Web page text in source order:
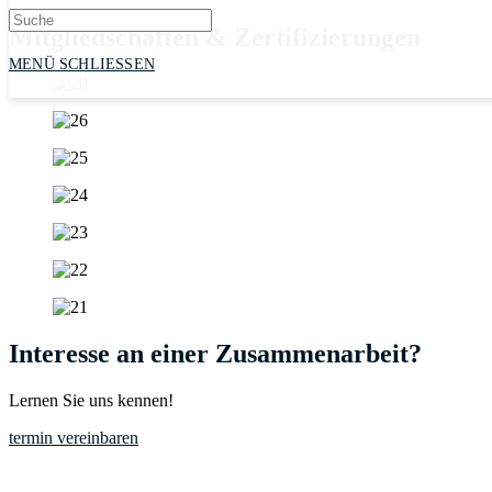
MENÜ SCHLIESSEN
Mitgliedschaften & Zertifizierungen
Interesse an einer Zusammenarbeit?
Lernen Sie uns kennen!
termin vereinbaren